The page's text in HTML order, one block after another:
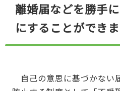
離婚届などを勝手
にすることができ
自己の意思に基づかない